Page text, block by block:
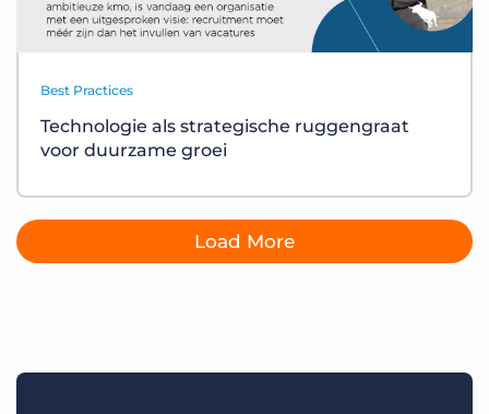
Best Practices
Technologie als strategische ruggengraat
voor duurzame groei
Load More